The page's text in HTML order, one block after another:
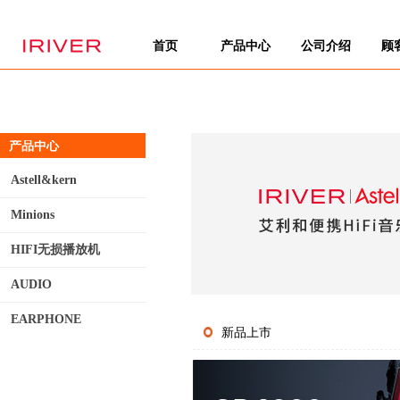
首页 产品中心 公司介绍 顾
新品上市
Astell&kern
Minions
HIFI无损播放机
AUDIO
EARPHONE
产品中心